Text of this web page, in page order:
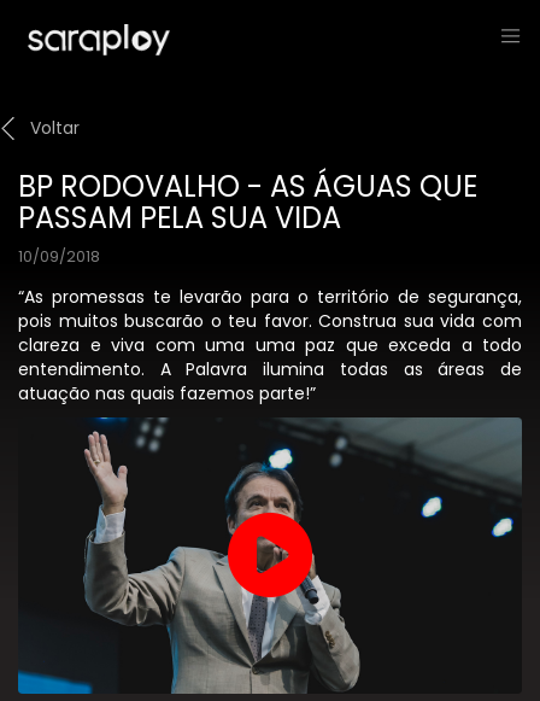
Voltar
BP RODOVALHO - AS ÁGUAS QUE
PASSAM PELA SUA VIDA
10/09/2018
“As promessas te levarão para o território de segurança,
pois muitos buscarão o teu favor. Construa sua vida com
clareza e viva com uma uma paz que exceda a todo
entendimento. A Palavra ilumina todas as áreas de
atuação nas quais fazemos parte!”